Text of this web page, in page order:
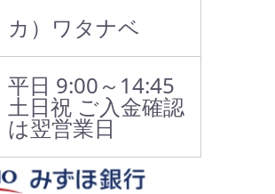
カ）ワタナベ
平日 9:00～14:45
土日祝 ご入金確認
は翌営業日